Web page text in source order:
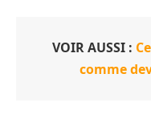
VOIR AUSSI :
comme